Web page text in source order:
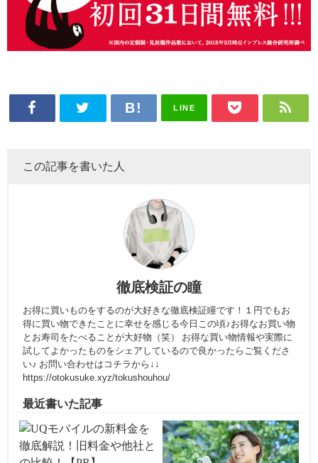
LINE
この記事を書いた人
徹底検証の瞳
お得に買いものをするのが大好きな徹底検証瞳です！１円でもお
得に買い物できたことに幸せを感じる今日この頃♪お得なお買い物
とお寿司をたべることが大好物（笑） お得な買い物情報や実際に
試してよかったものをシェアしているので良かったらご覧くださ
い♪ お問い合わせはコチラから↓↓
https://otokusuke.xyz/tokushouhou/
最近書いた記事